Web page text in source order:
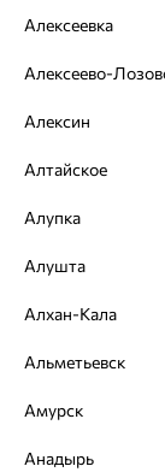
Вес:3.74 — 3.8
Цвет металла:
Проба:585
Вставка:Гранат
Алексеевка
Алексеево-
Алексин
Алтайское
Алупка
Алушта
Алхан-Кала
Альметьевск
Амурск
Анадырь